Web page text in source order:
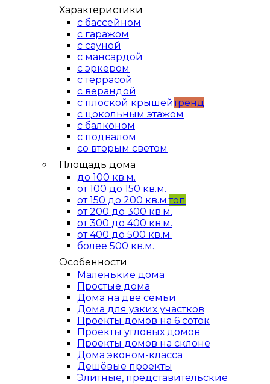
Характеристики
с бассейном
с гаражом
с сауной
с мансардой
с эркером
с террасой
с верандой
с плоской крышейтренд
с цокольным этажом
с балконом
с подвалом
со вторым светом
Площадь дома
до 100 кв.м.
от 100 до 150 кв.м.
от 150 до 200 кв.м.топ
от 200 до 300 кв.м.
от 300 до 400 кв.м.
от 400 до 500 кв.м.
более 500 кв.м.
Особенности
Маленькие дома
Простые дома
Дома на две семьи
Дома для узких участков
Проекты домов на 6 соток
Проекты угловых домов
Проекты домов на склоне
Дома эконом-класса
Дешёвые проекты
Элитные, представительские